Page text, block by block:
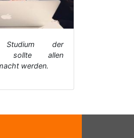
Studium der
sollte allen
werden.